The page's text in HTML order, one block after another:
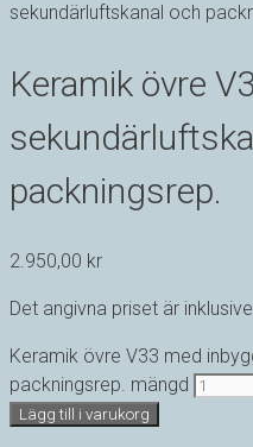
sekundärluftskanal och
Keramik övre
packningsrep.
2.950,00 kr
Det angivna priset är
Keramik övre V33 med
packningsrep. mängd
Lägg till i varukorg